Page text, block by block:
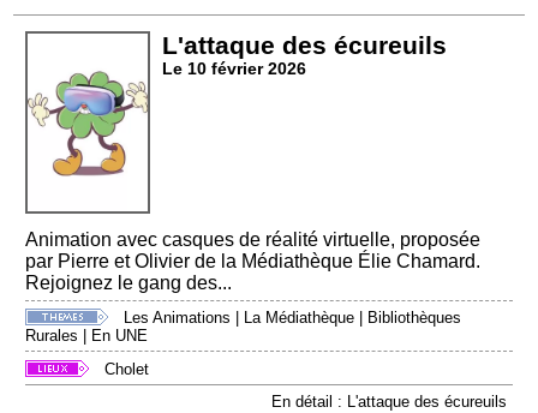
L'attaque des écureuils
Le 10 février 2026
Animation avec casques de réalité virtuelle, proposée
par Pierre et Olivier de la Médiathèque Élie Chamard.
Rejoignez le gang des...
Les Animations La Médiathèque
Bibliothèques
Rurales
En UNE
Cholet
En détail : L'attaque des écureuils